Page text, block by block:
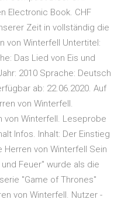
Electronic Book. CHF
Zeit in vollständig die
von Winterfell Untertitel:
Das Lied von Eis und
2010 Sprache: Deutsch
ab: 22.06.2020. Auf
von Winterfell.
von Winterfell. Leseprobe
Infos. Inhalt: Der Einstieg
Herren von Winterfell Sein
Feuer" wurde als die
"Game of Thrones"
von Winterfell. Nutzer -